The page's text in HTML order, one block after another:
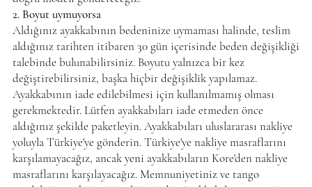
2. Boyut uymuyorsa
Aldığınız ayakkabının bedeninize uymaması halinde, teslim
aldığınız tarihten itibaren 30 gün içerisinde beden değişikliği
talebinde bulunabilirsiniz. Boyutu yalnızca bir kez
değiştirebilirsiniz, başka hiçbir değişiklik yapılamaz.
Ayakkabının iade edilebilmesi için kullanılmamış olması
gerekmektedir. Lütfen ayakkabıları iade etmeden önce
aldığınız şekilde paketleyin. Ayakkabıları uluslararası nakliye
yoluyla Türkiye'ye gönderin. Türkiye'ye nakliye masraflarını
karşılamayacağız, ancak yeni ayakkabıların Kore'den nakliye
masraflarını karşılayacağız. Memnuniyetiniz ve tango